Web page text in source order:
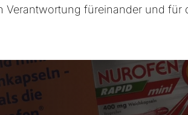
Verantwortung füreinander und